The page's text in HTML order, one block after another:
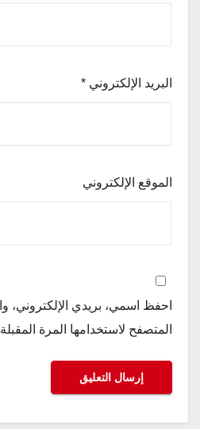
البريد الإلكتروني *
الموقع الإلكتروني
احفظ اسمي، بريدي الإلكتروني،
المتصفح لاستخدامها المرة